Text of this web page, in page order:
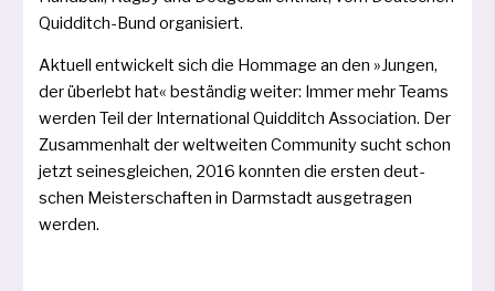
Quidditch-Bund organisiert.
Aktuell ent­wi­ckelt sich die Hommage an den »Jungen,
der über­lebt hat« bestän­dig wei­ter: Immer mehr Teams
wer­den Teil der International Quidditch Association. Der
Zusammenhalt der welt­wei­ten Community sucht schon
jetzt sei­nes­glei­chen, 2016 konn­ten die ers­ten deut­
schen Meisterschaften in Darmstadt aus­ge­tra­gen
werden.